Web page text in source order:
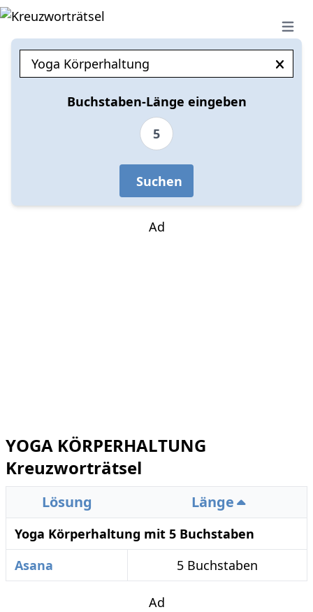
Open
Buchstaben-Länge eingeben
5
Suchen
Ad
YOGA KÖRPERHALTUNG
Kreuzworträtsel
Lösung Länge
Yoga Körperhaltung mit 5 Buchstaben
Asana
5 Buchstaben
Ad